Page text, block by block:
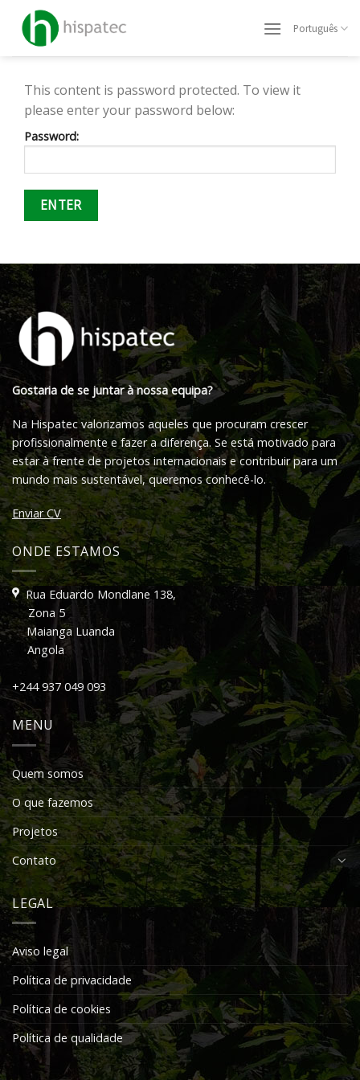
content
Português
This content is password protected. To view it
please enter your password below:
Password:
Gostaria de se juntar à nossa equipa?
Na Hispatec valorizamos aqueles que procuram crescer
profissionalmente e fazer a diferença. Se está motivado para
estar à frente de projetos internacionais e contribuir para um
mundo mais sustentável, queremos conhecê-lo.
Enviar CV
ONDE ESTAMOS
Rua Eduardo Mondlane 138,
Zona 5
Maianga Luanda
Angola
+244 937 049 093
MENU
Quem somos
O que fazemos
Projetos
Contato
LEGAL
Aviso legal
Política de privacidade
Política de cookies
Política de qualidade